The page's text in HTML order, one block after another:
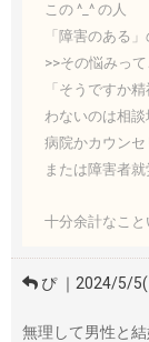
この ^_^ の人
「障害のある
>>その悩みっ
「そうですか
わないのは相談
病院かカウンセ
または障害者
十分余計なこ
ぴ ｜2024/5/5(
無理して男性と